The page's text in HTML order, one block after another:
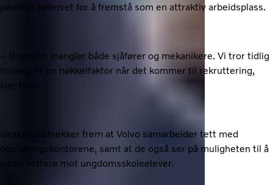
påpeker behovet for å fremstå som en attraktiv arbeidsplass.
– Bransjen mangler både sjåfører og mekanikere. Vi tror tidlig
innsats er en nøkkelfaktor når det kommer til rekruttering,
sier hun.
Bekkevold trekker frem at Volvo samarbeider tett med
opplæringskontorene, samt at de også ser på muligheten til å
jobbe tettere mot ungdomsskoleelever.